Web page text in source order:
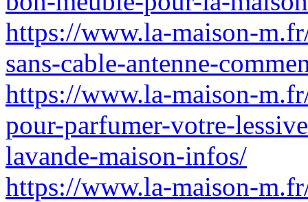
https://www.la-maison-
sans-cable-antenne-
https://www.la-maison-
pour-parfumer-votre-
lavande-maison-infos/
https://www.la-maison-